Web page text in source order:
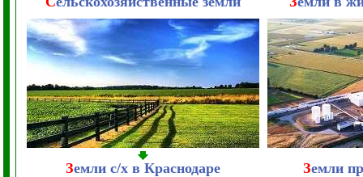
Земли с/х в Краснодаре Земли